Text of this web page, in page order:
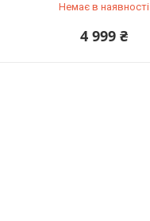
Немає в наявності
4 999 ₴